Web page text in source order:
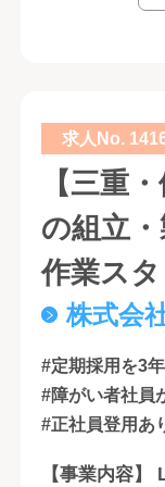
求人No.
【三重
の組立
作業ス
株式会
#定期採用を3
#障がい者社員
#正社員登用あ
【事業内容